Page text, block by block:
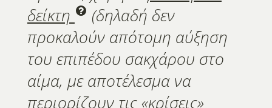
δείκτη
(δηλαδή δεν
προκαλούν απότομη αύξηση
του επιπέδου σακχάρου στο
αίμα, με αποτέλεσμα να
περιορίζουν τις «κρίσεις»